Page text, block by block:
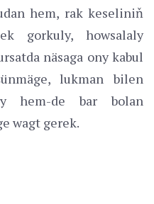
hem, rak keseliniň
gorkuly, howsalaly
näsaga ony kabul
lukman bilen
hem-de bar bolan
wagt gerek.